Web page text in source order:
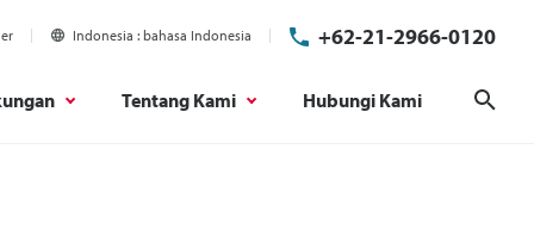
Indonesia bahasa Indonesia +62-21-2966-0120
Tentang Kami Hubungi Kami